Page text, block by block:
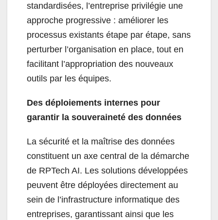
standardisées, l’entreprise privilégie une
approche progressive : améliorer les
processus existants étape par étape, sans
perturber l’organisation en place, tout en
facilitant l’appropriation des nouveaux
outils par les équipes.
Des déploiements internes pour
garantir la souveraineté des données
La sécurité et la maîtrise des données
constituent un axe central de la démarche
de RPTech AI. Les solutions développées
peuvent être déployées directement au
sein de l’infrastructure informatique des
entreprises, garantissant ainsi que les